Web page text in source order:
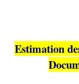
Estimation